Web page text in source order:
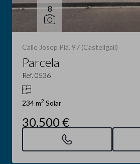
8
Calle Josep Plá, 97 (Castellgalí)
Parcela
Ref. 0536
234 m2 Solar
30.500 €